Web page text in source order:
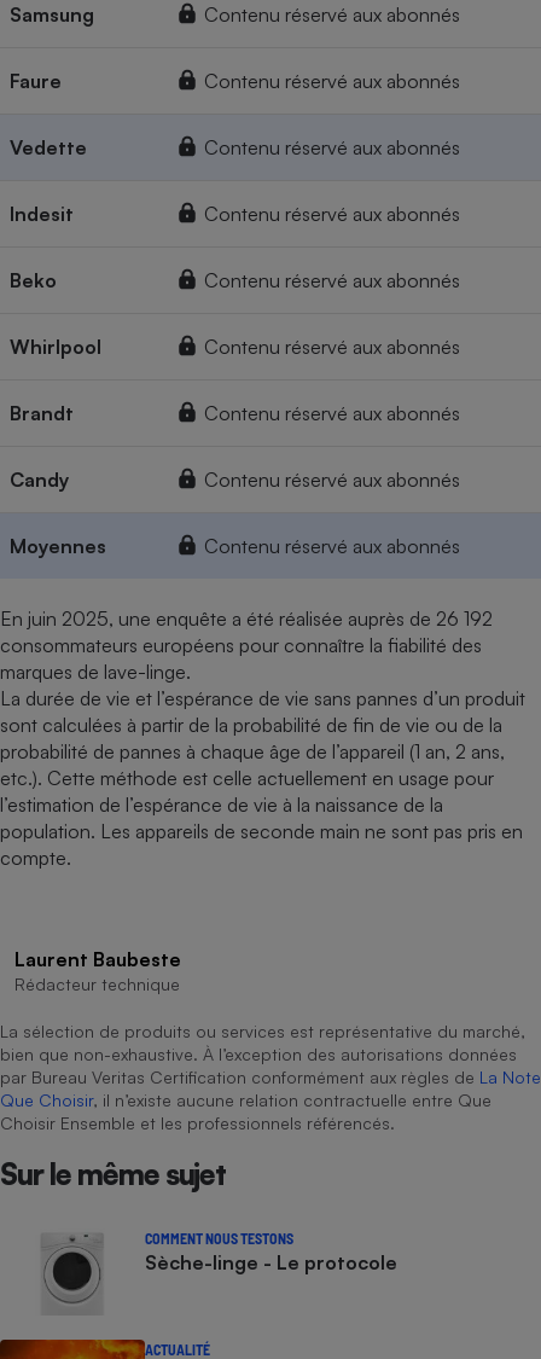
Samsung Contenu réservé aux abonnés
Faure Contenu réservé aux abonnés
Vedette Contenu réservé aux abonnés
Indesit Contenu réservé aux abonnés
Beko Contenu réservé aux abonnés
Whirlpool Contenu réservé aux abonnés
Brandt Contenu réservé aux abonnés
Candy Contenu réservé aux abonnés
Moyennes Contenu réservé aux abonnés
En juin 2025, une enquête a été réalisée auprès de 26 192
consommateurs européens pour connaître la fiabilité des
marques de lave-linge.
La durée de vie et l’espérance de vie sans pannes d’un produit
sont calculées à partir de la probabilité de fin de vie ou de la
probabilité de pannes à chaque âge de l’appareil (1 an, 2 ans,
etc.). Cette méthode est celle actuellement en usage pour
l’estimation de l’espérance de vie à la naissance de la
population. Les appareils de seconde main ne sont pas pris en
compte.
Laurent Baubeste
Rédacteur technique
La sélection de produits ou services est représentative du marché,
bien que non-exhaustive. À l’exception des autorisations données
par Bureau Veritas Certification conformément aux règles de La Note
Que Choisir, il n’existe aucune relation contractuelle entre Que
Choisir Ensemble et les professionnels référencés.
Sur le même sujet
COMMENT NOUS TESTONS
Sèche-linge - Le protocole
ACTUALITÉ